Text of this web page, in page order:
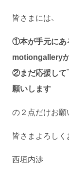
皆さまには、
①本が手元にあ
motiongallery
②まだ応援して
願いします
の２点だけお願
皆さまよろしく
西垣内渉